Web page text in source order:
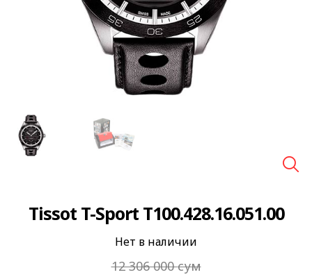
Tissot T-Sport T100.428.16.051.00
Нет в наличии
12 306 000сум